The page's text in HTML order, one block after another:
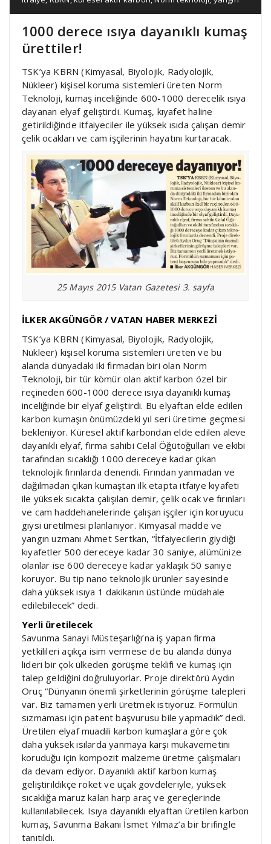
1000 derece ısıya dayanıklı kumaş
ürettiler!
TSK’ya KBRN (Kimyasal, Biyolojik, Radyolojik,
Nükleer) kişisel koruma sistemleri üreten Norm
Teknoloji, kumaş inceliğinde 600-1000 derecelik ısıya
dayanan elyaf geliştirdi. Kumaş, kıyafet haline
getirildiğinde itfaiyeciler ile yüksek ısıda çalışan demir
çelik ocakları ve cam işçilerinin hayatını kurtaracak.
25 Mayıs 2015 Vatan Gazetesi 3. sayfa
İLKER AKGÜNGÖR / VATAN HABER MERKEZİ
TSK’ya KBRN (Kimyasal, Biyolojik, Radyolojik,
Nükleer) kişisel koruma sistemleri üreten ve bu
alanda dünyadaki iki firmadan biri olan Norm
Teknoloji, bir tür kömür olan aktif karbon özel bir
reçineden 600-1000 derece ısıya dayanıklı kumaş
inceliğinde bir elyaf geliştirdi. Bu elyaftan elde edilen
karbon kumaşın önümüzdeki yıl seri üretime geçmesi
bekleniyor. Küresel aktif karbondan elde edilen aleve
dayanıklı elyaf, firma sahibi Celal Öğütoğulları ve ekibi
tarafından sıcaklığı 1000 dereceye kadar çıkan
teknolojik fırınlarda denendi. Fırından yanmadan ve
dağılmadan çıkan kumaştan ilk etapta itfaiye kıyafeti
ile yüksek sıcakta çalışılan demir, çelik ocak ve fırınları
ve cam haddehanelerinde çalışan işçiler için koruyucu
giysi üretilmesi planlanıyor. Kimyasal madde ve
yangın uzmanı Ahmet Sertkan, “İtfaiyecilerin giydiği
kıyafetler 500 dereceye kadar 30 saniye, alümünize
olanlar ise 600 dereceye kadar yaklaşık 50 saniye
koruyor. Bu tip nano teknolojik ürünler sayesinde
daha yüksek ısıya 1 dakikanın üstünde müdahale
edilebilecek” dedi.
Yerli üretilecek
Savunma Sanayi Müsteşarlığı’na iş yapan firma
yetkilileri açıkça isim vermese de bu alanda dünya
lideri bir çok ülkeden görüşme teklifi ve kumaş için
talep geldiğini doğruluyorlar. Proje direktörü Aydın
Oruç “Dünyanın önemli şirketlerinin görüşme talepleri
var. Biz tamamen yerli üretmek istiyoruz. Formülün
sızmaması için patent başvurusu bile yapmadık” dedi.
Üretilen elyaf muadili karbon kumaşlara göre çok
daha yüksek ısılarda yanmaya karşı mukavemetini
koruduğu için kompozit malzeme üretme çalışmaları
da devam ediyor. Dayanıklı aktif karbon kumaş
geliştirildikçe roket ve uçak gövdeleriyle, yüksek
sıcaklığa maruz kalan harp araç ve gereçlerinde
kullanılabilecek. Isıya dayanıklı elyaftan üretilen karbon
kumaş, Savunma Bakanı İsmet Yılmaz’a bir brifingle
tanıtıldı.